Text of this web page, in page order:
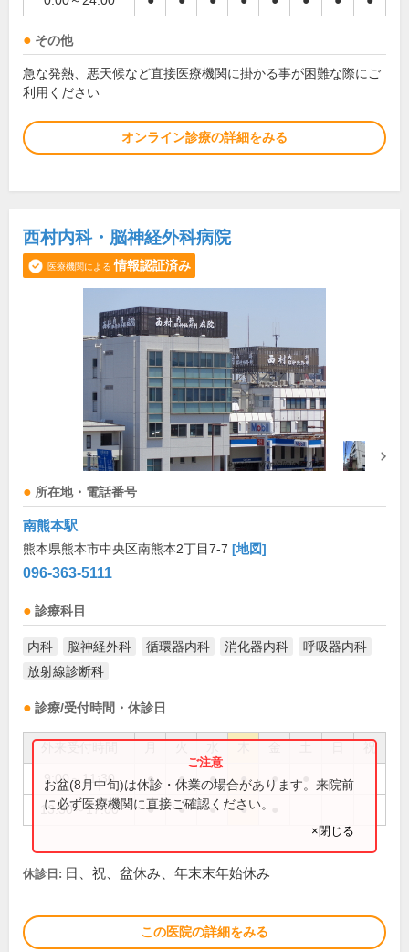
その他
急な発熱、悪天候など直接医療機関に掛かる事が困難な際にご
利用ください
オンライン診療の詳細をみる
西村内科・脳神経外科病院
医療機関による 情報認証済み
所在地・電話番号
南熊本駅
熊本県熊本市中央区南熊本2丁目7-7 [地図]
096-363-5111
診療科目
内科 脳神経外科 循環器内科 消化器内科
呼吸器内科
放射線診断科
診療/受付時間・休診日
祝
9:00～11:30 ● ● ● ● ●
13:30～17:00 ● ● ● ●
お盆(8月中旬)は休診・休業の場合があります。来院前
に必ず医療機関に直接ご確認ください。
×閉じる
休診日: 日、祝、盆休み、年末末年始休み
この医院の詳細をみる